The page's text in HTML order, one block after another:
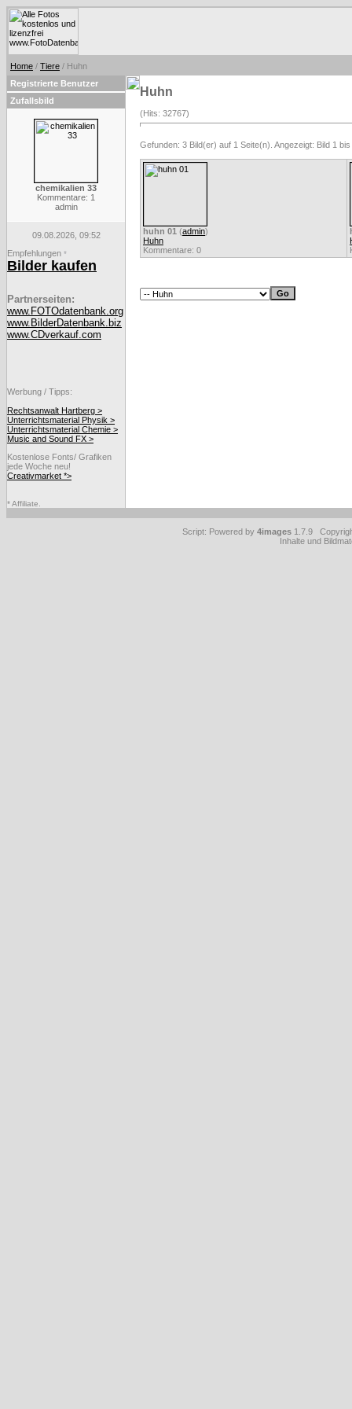
Home / Tiere / Huhn
Registrierte Benutzer
Zufallsbild
chemikalien 33
Kommentare: 1
admin
09.08.2026, 09:52
Empfehlungen *
Bilder kaufen
Partnerseiten:
www.FOTOdatenbank.org
www.BilderDatenbank.biz
www.CDverkauf.com
Werbung / Tipps:
Rechtsanwalt Hartberg >
Unterrichtsmaterial Physik >
Unterrichtsmaterial Chemie >
Music and Sound FX >
Kostenlose Fonts/ Grafiken
jede Woche neu!
Creativmarket *>
* Affiliate.
Huhn
(Hits: 32767)
Gefunden: 3 Bild(er) auf 1 Seite(n). Angezeigt: Bild 1 bis
huhn 01 (admin)
Huhn
Kommentare: 0
Script: Powered by 4images 1.7.9
Inhalte und